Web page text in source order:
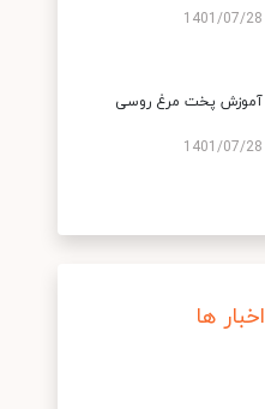
1401/07/28
آموزش پخت مرغ روسی
1401/07/28
اخبار ها